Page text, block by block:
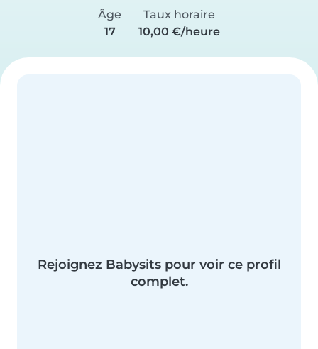
Âge
17
Taux horaire
10,00 €/heure
Rejoignez Babysits pour voir ce profil
complet.